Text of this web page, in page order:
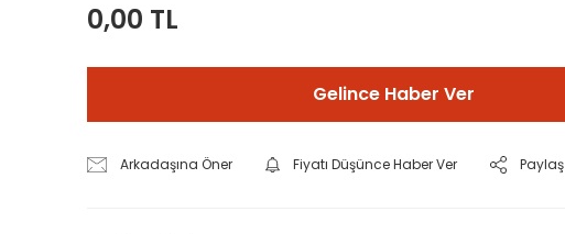
0,00 TL
Gelince Haber Ver
Arkadaşına Öner Fiyatı Düşünce Haber Ver Paylaş